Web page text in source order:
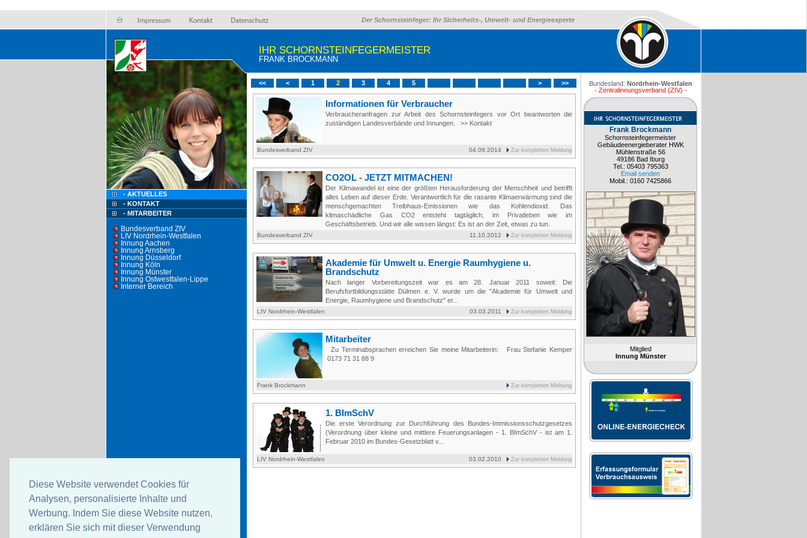
Diese Website verwendet Cookies für
Analysen, personalisierte Inhalte und
Werbung. Indem Sie diese Website nutzen,
erklären Sie sich mit dieser Verwendung
Der Schornsteinfeger: Ihr Sicherheits-, Umwelt- und Energieexperte
- AKTUELLES
- KONTAKT
- MITARBEITER
Bundesverband ZIV
LIV Nordrhein-Westfalen
Innung Aachen
Innung Arnsberg
Innung Düsseldorf
Innung Köln
Innung Münster
Innung Ostwestfalen-Lippe
Interner Bereich
IHR SCHORNSTEINFEGERMEISTER
FRANK BROCKMANN
<< < 1 2 3 4 5 > >>
Informationen für Verbraucher
Verbraucheranfragen zur Arbeit des Schornsteinfegers vor Ort beantworten die
zuständigen Landesverbände und Innungen. >> Kontakt
Zur kompletten Meldung
04.09.2014
Bundesverband ZIV
CO2OL - JETZT MITMACHEN!
Der Klimawandel ist eine der größten Herausforderung der Menschheit und betrifft
alles Leben auf dieser Erde. Verantwortlich für die rasante Klimaerwärmung sind die
menschgemachten Treibhaus-Emissionen wie das Kohlendioxid. Das
klimaschädliche Gas CO2 entsteht tagtäglich, im Privatleben wie im
Geschäftsbetrieb. Und wir alle wissen längst: Es ist an der Zeit, etwas zu tun.
Zur kompletten Meldung
11.10.2012
Bundesverband ZIV
Akademie für Umwelt u. Energie Raumhygiene u.
Brandschutz
Nach langer Vorbereitungszeit war es am 28. Januar 2011 soweit: Die
Berufsfortbildungsstätte Dülmen e. V. wurde um die "Akademie für Umwelt und
Energie, Raumhygiene und Brandschutz" er...
Zur kompletten Meldung
03.03.2011
LIV Nordrhein-Westfalen
Mitarbeiter
Zu Terminabsprachen erreichen Sie meine Mitarbeiterin: Frau Stefanie Kemper
0173 71 31 88 9
Zur kompletten Meldung
Frank Brockmann
1. BImSchV
Die erste Verordnung zur Durchführung des Bundes-Immissionsschutzgesetzes
(Verordnung über kleine und mittlere Feuerungsanlagen - 1. BImSchV - ist am 1.
Februar 2010 im Bundes-Gesetzblatt v...
Zur kompletten Meldung
03.02.2010
LIV Nordrhein-Westfalen
Bundesland: Nordrhein-Westfalen
- Zentralinnungsverband (ZIV) -
Frank Brockmann
Schornsteinfegermeister
Gebäudeenergieberater HWK
Mühlenstraße 56
49186 Bad Iburg
Tel.: 05403 795363
Email senden
Mobil.: 0160 7425866
Mitglied
Innung Münster